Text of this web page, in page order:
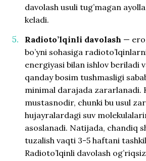
davolash usuli tug’magan
keladi.
Radioto’lqinli davolash —
bo’yni sohasiga
energiyasi bilan ishlov beriladi
qanday bosim tushmasligi
minimal darajada zararlanadi.
mustasnodir, chunki bu usul
hujayralardagi suv
asoslanadi. Natijada, chandiq
tuzalish vaqti 3-5 haftani
Radioto’lqinli davolash